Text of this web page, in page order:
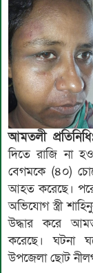
আমতলী
দিতে রাজি না
বেগমকে (৪০)
আহত করেছে।
অভিযোগ স্ত্রী
উদ্ধার করে
করেছে। ঘটনা
উপজেলা ছোট